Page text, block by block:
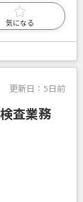
気になる
更新日： 5日前
査業務